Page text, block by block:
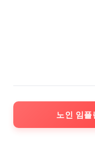
노인 임플